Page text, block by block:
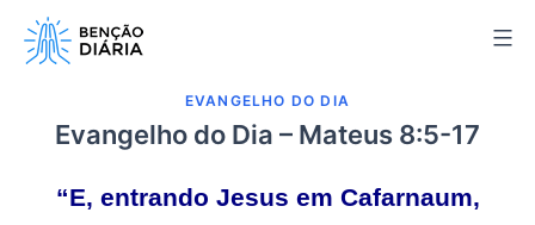
Pular
para
conteúdo
EVANGELHO DO DIA
Evangelho do Dia – Mateus 8:5-17
“E, entrando Jesus em Cafarnaum,